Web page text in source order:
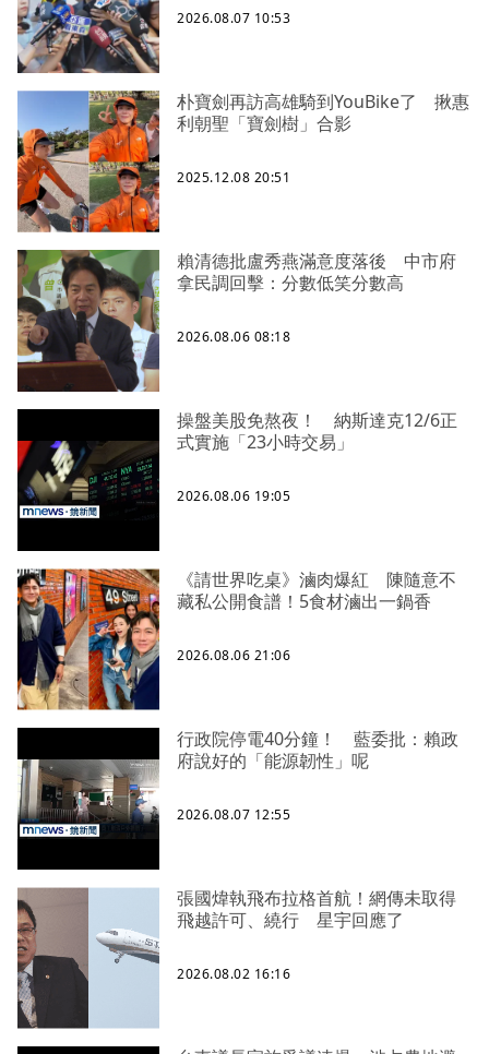
2026.08.07 10:53
朴寶劍再訪高雄騎到YouBike了 揪惠
利朝聖「寶劍樹」合影
2025.12.08 20:51
賴清德批盧秀燕滿意度落後 中市府
拿民調回擊：分數低笑分數高
2026.08.06 08:18
操盤美股免熬夜！ 納斯達克12/6正
式實施「23小時交易」
2026.08.06 19:05
《請世界吃桌》滷肉爆紅 陳隨意不
藏私公開食譜！5食材滷出一鍋香
2026.08.06 21:06
行政院停電40分鐘！ 藍委批：賴政
府說好的「能源韌性」呢
2026.08.07 12:55
張國煒執飛布拉格首航！網傳未取得
飛越許可、繞行 星宇回應了
2026.08.02 16:16